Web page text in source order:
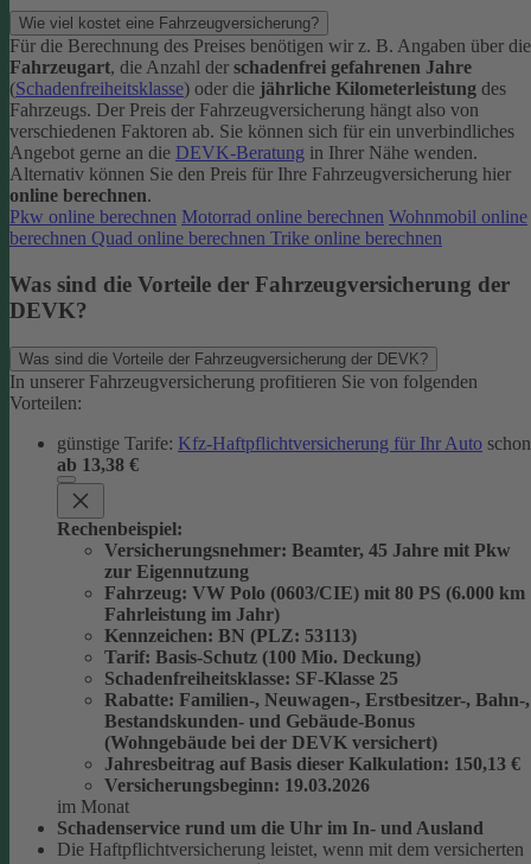
Wie viel kostet eine Fahrzeugversicherung?
Für die Berechnung des Preises benötigen wir z. B. Angaben über die
Fahrzeugart, die Anzahl der schadenfrei gefahrenen Jahre
(Schadenfreiheitsklasse) oder die jährliche Kilometerleistung des
Fahrzeugs. Der Preis der Fahrzeugversicherung hängt also von
verschiedenen Faktoren ab. Sie können sich für ein unverbindliches
Angebot gerne an die DEVK-Beratung in Ihrer Nähe wenden.
Alternativ können Sie den Preis für Ihre Fahrzeugversicherung hier
online berechnen.
Pkw online berechnen Motorrad online berechnen Wohnmobil online
berechnen Quad online berechnen Trike online berechnen
Was sind die Vorteile der Fahrzeugversicherung der
DEVK?
Was sind die Vorteile der Fahrzeugversicherung der DEVK?
In unserer Fahrzeugversicherung profitieren Sie von folgenden
Vorteilen:
günstige Tarife: Kfz-Haftpflichtversicherung für Ihr Auto schon
ab 13,38 €
Rechenbeispiel:
Versicherungsnehmer: Beamter, 45 Jahre mit Pkw
zur Eigennutzung
Fahrzeug: VW Polo (0603/CIE) mit 80 PS (6.000 km
Fahrleistung im Jahr)
Kennzeichen: BN (PLZ: 53113)
Tarif: Basis-Schutz (100 Mio. Deckung)
Schadenfreiheitsklasse: SF-Klasse 25
Rabatte: Familien-, Neuwagen-, Erstbesitzer-, Bahn-,
Bestandskunden- und Gebäude-Bonus
(Wohngebäude bei der DEVK versichert)
Jahresbeitrag auf Basis dieser Kalkulation: 150,13 €
Versicherungsbeginn: 19.03.2026
im Monat
Schadenservice rund um die Uhr im In- und Ausland
Die Haftpflichtversicherung leistet, wenn mit dem versicherten